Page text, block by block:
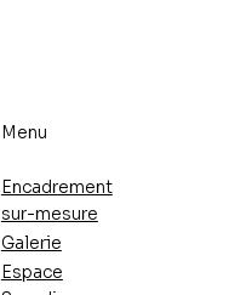
Menu
Encadrement
sur-mesure
Galerie
Espace